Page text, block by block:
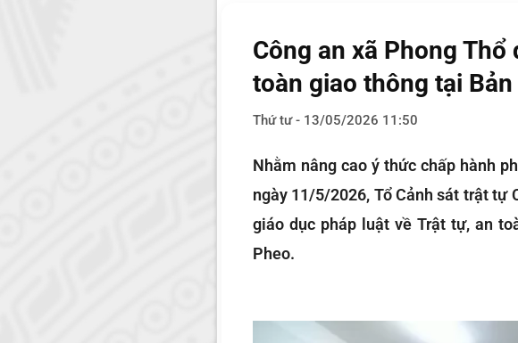
Công an xã Phong
toàn giao thông tại Bản
Thứ tư - 13/05/2026 11:50
Nhằm nâng cao ý thức chấp hành
ngày 11/5/2026, Tổ Cảnh sát trật tự
giáo dục pháp luật về Trật tự, an
Pheo.